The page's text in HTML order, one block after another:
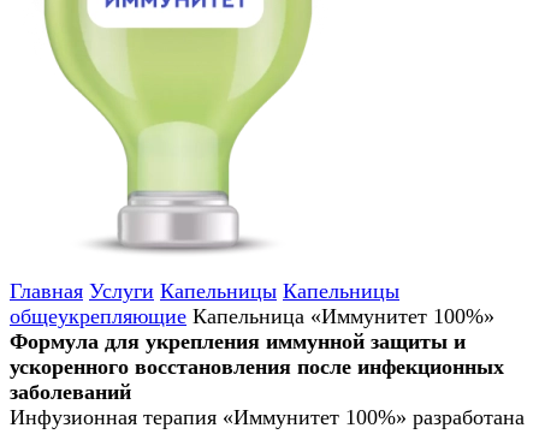
Главная Услуги Капельницы Капельницы
общеукрепляющие Капельница «Иммунитет 100%»
Формула для укрепления иммунной защиты и
ускоренного восстановления после инфекционных
заболеваний
Инфузионная терапия «Иммунитет 100%» разработана